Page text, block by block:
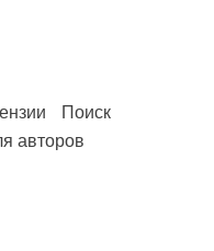
Поиск
авторов